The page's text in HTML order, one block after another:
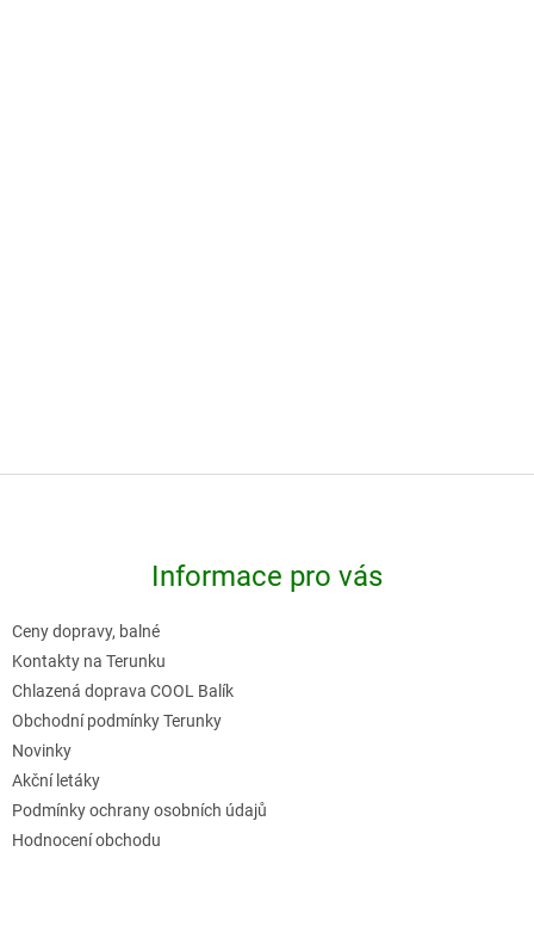
Informace pro vás
Ceny dopravy, balné
Kontakty na Terunku
Chlazená doprava COOL Balík
Obchodní podmínky Terunky
Novinky
Akční letáky
Podmínky ochrany osobních údajů
Hodnocení obchodu